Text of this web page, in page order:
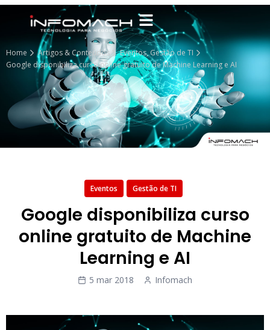
Home Artigos & Conteúdos Eventos,Gestão de TI
Google disponibiliza curso online gratuito de Machine Learning e AI
Eventos Gestão de TI
Google disponibiliza curso
online gratuito de Machine
Learning e AI
5 mar 2018 Infomach